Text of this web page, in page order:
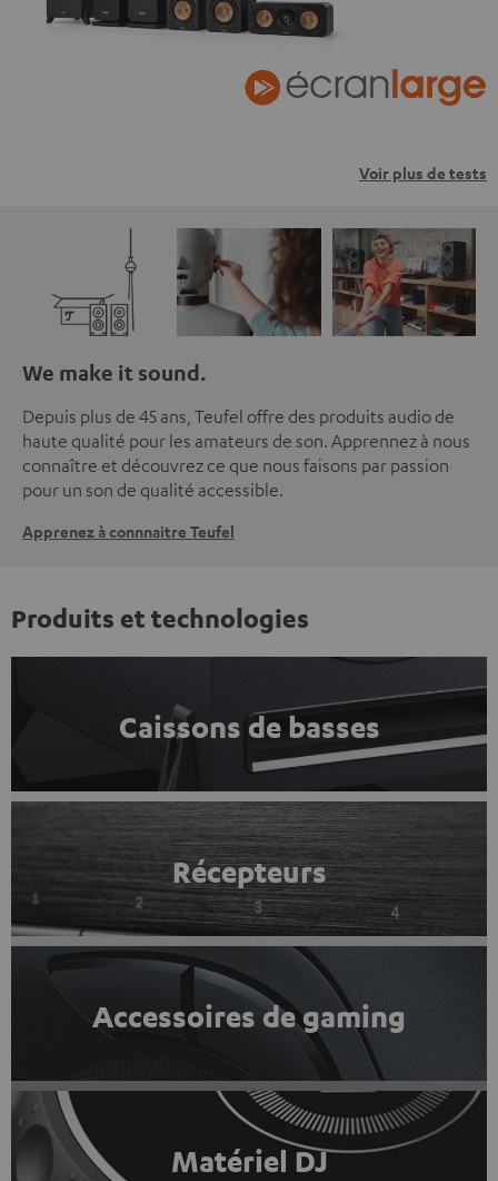
Voir plus de tests
We make it sound.
Depuis plus de 45 ans, Teufel offre des produits audio de
haute qualité pour les amateurs de son. Apprennez à nous
connaître et découvrez ce que nous faisons par passion
pour un son de qualité accessible.
Apprenez à connnaitre Teufel
Produits et technologies
Caissons de basses
Récepteurs
Accessoires de gaming
Matériel DJ